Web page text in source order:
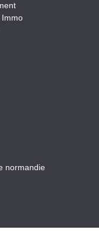
Immo
normandie